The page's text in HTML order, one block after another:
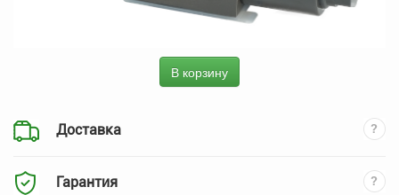
В корзину
Доставка
Гарантия